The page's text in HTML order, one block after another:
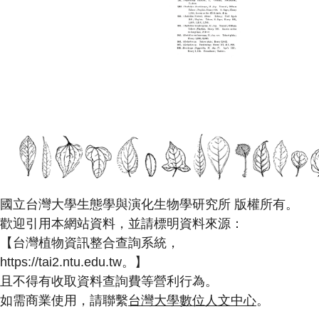
國立台灣大學生態學與演化生物學研究所 版權所有。
歡迎引用本網站資料，並請標明資料來源：
【台灣植物資訊整合查詢系統，
https://tai2.ntu.edu.tw。】
且不得有收取資料查詢費等營利行為。
如需商業使用，請聯繫台灣大學數位人文中心。